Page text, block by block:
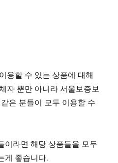
용할 수 있는 상품에 대해
자 뿐만 아니라 서울보증보
은 분들이 모두 이용할 수
이라면 해당 상품들을 모두
게 좋습니다.